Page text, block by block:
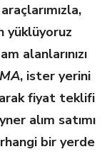
yüklüyoruz
alanlarınızı
, ister yerini
fiyat teklifi
alım satımı
bir yerde